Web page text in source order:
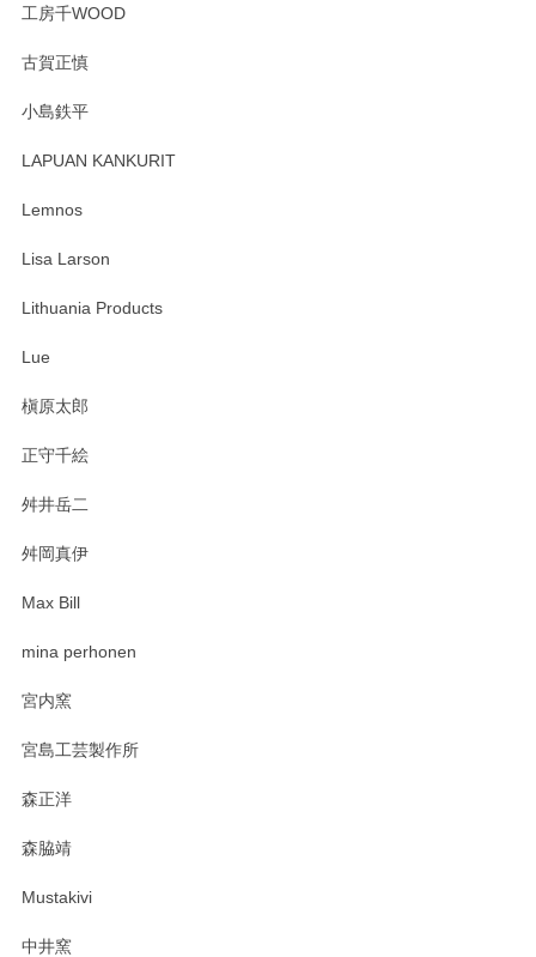
す。 素敵な湯呑みでとても気に入りました。 発送も早く、
たm(_)m
います。無事に届いたようで安心いたしまし
おかけしました。 ありがとうございます。
工房千WOOD
古賀正慎
小島鉄平
LAPUAN KANKURIT
Lemnos
Lisa Larson
Lithuania Products
Lue
槇原太郎
正守千絵
舛井岳二
舛岡真伊
Max Bill
mina perhonen
宮内窯
宮島工芸製作所
森正洋
森脇靖
Mustakivi
中井窯